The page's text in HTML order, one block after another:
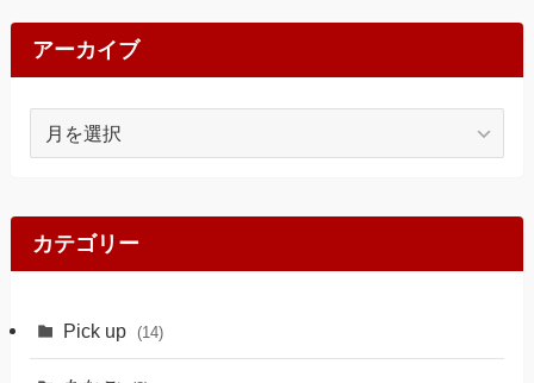
アーカイブ
ブ
カテゴリー
Pick up (14)